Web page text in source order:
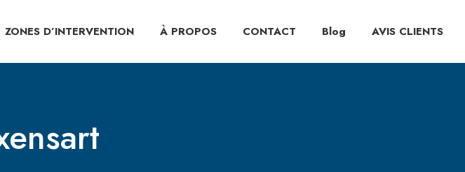
ZONES D’INTERVENTION À PROPOS CONTACT Blog AVIS CLIENTS